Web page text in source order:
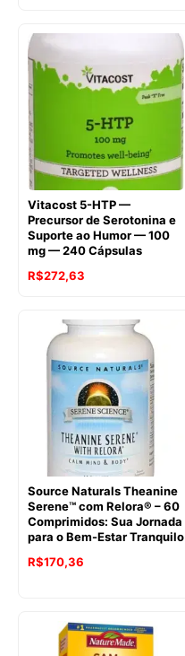
original
era:
R$264,50.R$189,37.
Vitacost 5-HTP —
Precursor de Serotonina e
Suporte ao Humor — 100
mg — 240 Cápsulas
R$272,63
Source Naturals Theanine
Serene™ com Relora® – 60
Comprimidos: Sua Jornada
para o Bem-Estar Tranquilo
O
R$170,36
é: